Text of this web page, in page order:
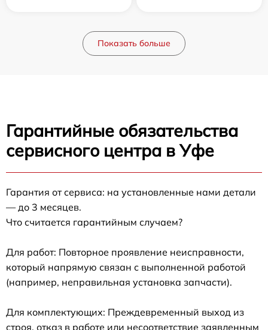
Показать больше
Гарантийные обязательства
сервисного центра в Уфе
Гарантия от сервиса: на установленные нами детали
— до 3 месяцев.
Что считается гарантийным случаем?
Для работ: Повторное проявление неисправности,
который напрямую связан с выполненной работой
(например, неправильная установка запчасти).
Для комплектующих: Преждевременный выход из
строя, отказ в работе или несоответствие заявленным